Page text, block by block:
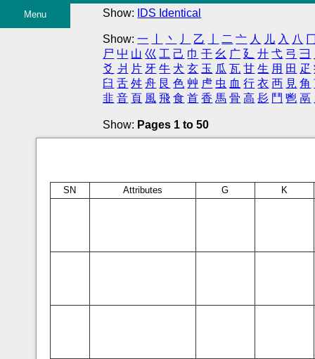
Menu Show: IDS Identical
Show:一 丶 丿 乙 二 亠 人 儿 入 八
尸 屮 山 巛 工 己 巾 干 幺 广 廴 廾 弋 弓 彐
爻 爿 片 牙 牛 犬 玄 玉 瓜 瓦 甘 生 用 田 疋
臼 舌 舛 舟 艮 色 艸 虍 虫 血 行 衣 襾 見 角
韭 音 頁 風 飛 食 首 香 馬 骨 高 髟 鬥 鬯 鬲
Show: Pages 1 to 50
SN Attributes G K